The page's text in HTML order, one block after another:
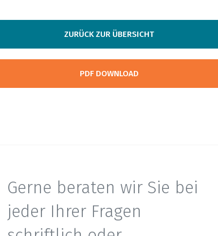
ZURÜCK ZUR ÜBERSICHT
PDF DOWNLOAD
Gerne beraten wir Sie bei
jeder Ihrer Fragen